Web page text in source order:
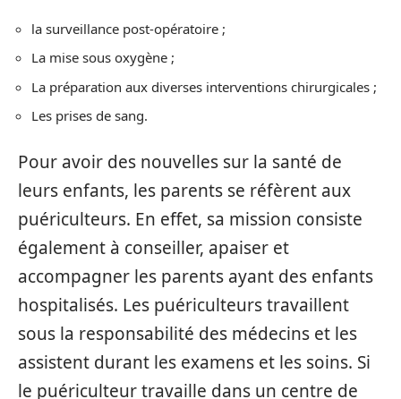
la surveillance post-opératoire ;
La mise sous oxygène ;
La préparation aux diverses interventions chirurgicales ;
Les prises de sang.
Pour avoir des nouvelles sur la santé de
leurs enfants, les parents se réfèrent aux
puériculteurs. En effet, sa mission consiste
également à conseiller, apaiser et
accompagner les parents ayant des enfants
hospitalisés. Les puériculteurs travaillent
sous la responsabilité des médecins et les
assistent durant les examens et les soins. Si
le puériculteur travaille dans un centre de